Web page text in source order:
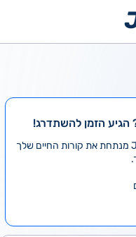
הגיע הזמן להשתדרג!
במקום לעבור לבד על אלפי מודעות, Jobify מנתחת את קורות החיים שלך